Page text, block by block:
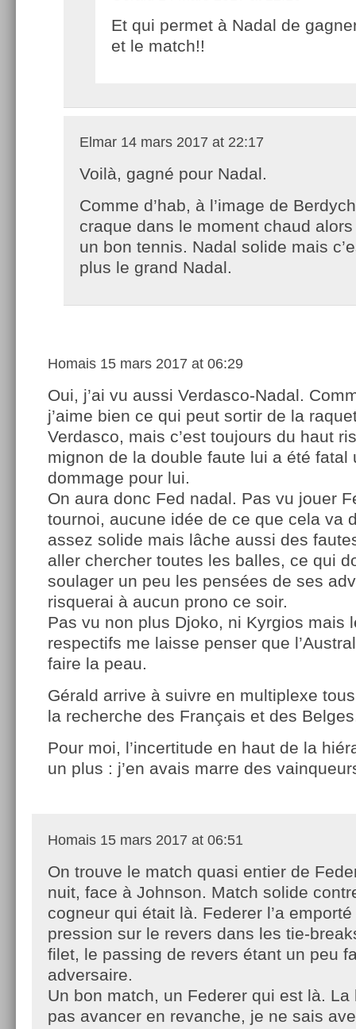
Et qui permet à Nadal de
et le match!!
Elmar 14 mars 2017 at 22:17
Voilà, gagné pour Nadal.
Comme d’hab, à l’image de
craque dans le moment chaud alors
un bon tennis. Nadal solide mais
plus le grand Nadal.
Homais 15 mars 2017 at 06:29
Oui, j’ai vu aussi Verdasco-Nadal.
j’aime bien ce qui peut sortir de la
Verdasco, mais c’est toujours du haut
mignon de la double faute lui a été fatal
dommage pour lui.
On aura donc Fed nadal. Pas vu jouer
tournoi, aucune idée de ce que cela va
assez solide mais lâche aussi des
aller chercher toutes les balles, ce qui
soulager un peu les pensées de ses
risquerai à aucun prono ce soir.
Pas vu non plus Djoko, ni Kyrgios mais
respectifs me laisse penser que
faire la peau.
Gérald arrive à suivre en multiplexe
la recherche des Français et des
Pour moi, l’incertitude en haut de la
un plus : j’en avais marre des
Homais 15 mars 2017 at 06:51
On trouve le match quasi entier de
nuit, face à Johnson. Match solide
cogneur qui était là. Federer l’a
pression sur le revers dans les tie-
filet, le passing de revers étant un peu
adversaire.
Un bon match, un Federer qui est là.
pas avancer en revanche, je ne sais